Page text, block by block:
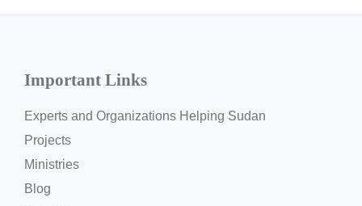
Important Links
Experts and Organizations Helping Sudan
Projects
Ministries
Blog